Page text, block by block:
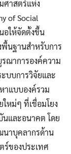
ศาสตร์แห่ง
of Social
อให้จัดตั้งขึ้น
พื้นฐานสำหรับการ
ณาการองค์ความ
บบการวิจัยและ
าแบบองค์รวม
หม่ๆ ที่เชื่อมโยง
นและอนาคต โดย
นาบุคลากรด้าน
ของประเทศ